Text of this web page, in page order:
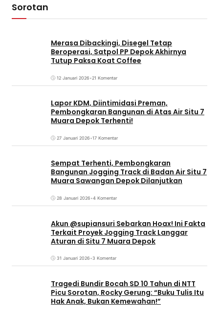
Sorotan
Merasa Dibackingi, Disegel Tetap
Beroperasi, Satpol PP Depok Akhirnya
Tutup Paksa Koat Coffee
12 Januari 2026•21 Komentar
Lapor KDM, Diintimidasi Preman,
Pembongkaran Bangunan di Atas Air Situ 7
Muara Depok Terhenti!
27 Januari 2026•17 Komentar
Sempat Terhenti, Pembongkaran
Bangunan Jogging Track di Badan Air Situ 7
Muara Sawangan Depok Dilanjutkan
28 Januari 2026•4 Komentar
Akun @supiansuri Sebarkan Hoax! Ini Fakta
Terkait Proyek Jogging Track Langgar
Aturan di Situ 7 Muara Depok
31 Januari 2026•3 Komentar
Tragedi Bundir Bocah SD 10 Tahun di NTT
Picu Sorotan, Rocky Gerung: “Buku Tulis Itu
Hak Anak, Bukan Kemewahan!”